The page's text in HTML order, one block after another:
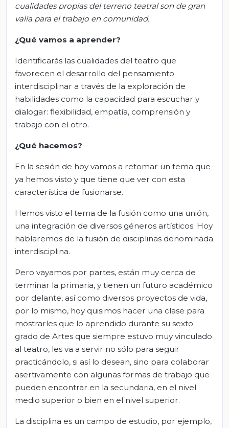
cualidades propias del terreno teatral son de gran
valía para el trabajo en comunidad.
¿Qué vamos a aprender?
Identificarás las cualidades del teatro que
favorecen el desarrollo del pensamiento
interdisciplinar a través de la exploración de
habilidades como la capacidad para escuchar y
dialogar: flexibilidad, empatía, comprensión y
trabajo con el otro.
¿Qué hacemos?
En la sesión de hoy vamos a retomar un tema que
ya hemos visto y que tiene que ver con esta
característica de fusionarse.
Hemos visto el tema de la fusión como una unión,
una integración de diversos géneros artísticos. Hoy
hablaremos de la fusión de disciplinas denominada
interdisciplina.
Pero vayamos por partes, están muy cerca de
terminar la primaria, y tienen un futuro académico
por delante, así como diversos proyectos de vida,
por lo mismo, hoy quisimos hacer una clase para
mostrarles que lo aprendido durante su sexto
grado de Artes que siempre estuvo muy vinculado
al teatro, les va a servir no sólo para seguir
practicándolo, si así lo desean, sino para colaborar
asertivamente con algunas formas de trabajo que
pueden encontrar en la secundaria, en el nivel
medio superior o bien en el nivel superior.
La disciplina es un campo de estudio, por ejemplo,